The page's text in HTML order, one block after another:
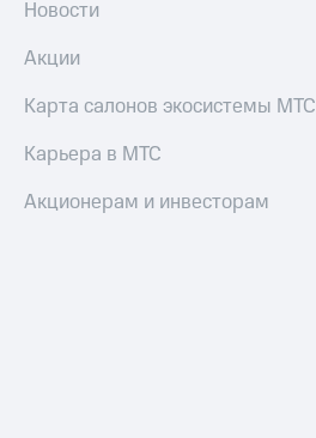
Новости
Акции
Карта салонов экосистемы МТС
Карьера в МТС
Акционерам и инвесторам